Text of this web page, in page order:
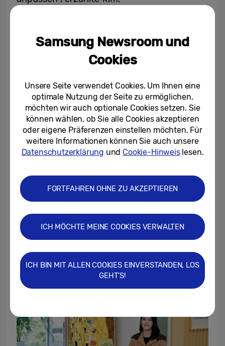
Eingangsbereich auch durch ein
Willkommensbild verschönern könne. „So
anbieten, kann man sie auch mit ihrem
Lieblingskunstwerk auf The Frame
begrüßen.“, sagte sie.
Bringe Kunst in dein Wohnzimmer
jedem Werk gibt es auch eine Beschreibung
des Gemäldes sowie Informationen zu den
jeweiligen Künstler*innen. Selbst detaillierte
Informationen über das Museum, in dem
das Werk ausgestellt ist, werden zur
Samsung Newsroom und
Cookies
Unsere Seite verwendet Cookies. Um Ihnen eine
optimale Nutzung der Seite zu ermöglichen,
möchten wir auch optionale Cookies setzen. Sie
können wählen, ob Sie alle Cookies akzeptieren
oder eigene Präferenzen einstellen möchten. Für
weitere Informationen können Sie auch unsere
Datenschutzerklärung und Cookie-Hinweislesen.
FORTFAHREN OHNE ZU AKZEPTIEREN
ICH MÖCHTE MEINE COOKIES VERWALTEN
ICH BIN MIT ALLEN COOKIES EINVERSTANDEN, LOS
GEHT'S!